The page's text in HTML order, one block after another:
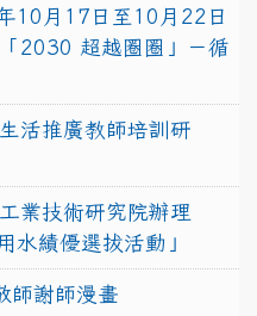
10月17日至10月22日
2030 超越圈圈」－循
活推廣教師培訓研
業技術研究院辦理
水績優選拔活動」
師謝師漫畫